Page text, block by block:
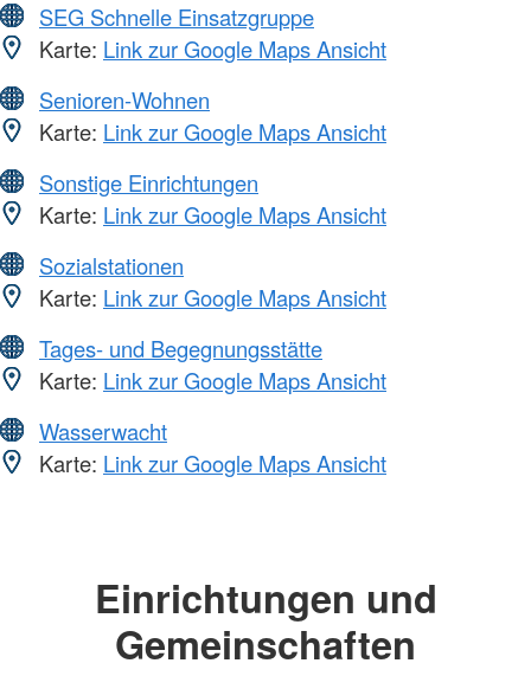
SEG Schnelle Einsatzgruppe
Karte: Link zur Google Maps Ansicht
Senioren-Wohnen
Karte: Link zur Google Maps Ansicht
Sonstige Einrichtungen
Karte: Link zur Google Maps Ansicht
Sozialstationen
Karte: Link zur Google Maps Ansicht
Tages- und Begegnungsstätte
Karte: Link zur Google Maps Ansicht
Wasserwacht
Karte: Link zur Google Maps Ansicht
Einrichtungen und
Gemeinschaften